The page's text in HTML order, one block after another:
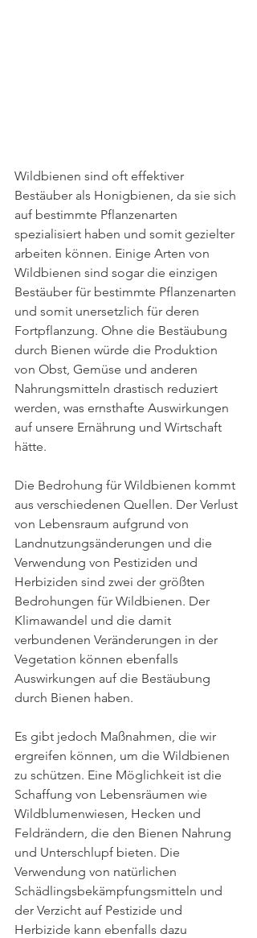
Wildbienen sind oft effektiver
Bestäuber als Honigbienen, da sie sich
auf bestimmte Pflanzenarten
spezialisiert haben und somit gezielter
arbeiten können. Einige Arten von
Wildbienen sind sogar die einzigen
Bestäuber für bestimmte Pflanzenarten
und somit unersetzlich für deren
Fortpflanzung. Ohne die Bestäubung
durch Bienen würde die Produktion
von Obst, Gemüse und anderen
Nahrungsmitteln drastisch reduziert
werden, was ernsthafte Auswirkungen
auf unsere Ernährung und Wirtschaft
hätte.
Die Bedrohung für Wildbienen kommt
aus verschiedenen Quellen. Der Verlust
von Lebensraum aufgrund von
Landnutzungsänderungen und die
Verwendung von Pestiziden und
Herbiziden sind zwei der größten
Bedrohungen für Wildbienen. Der
Klimawandel und die damit
verbundenen Veränderungen in der
Vegetation können ebenfalls
Auswirkungen auf die Bestäubung
durch Bienen haben.
Es gibt jedoch Maßnahmen, die wir
ergreifen können, um die Wildbienen
zu schützen. Eine Möglichkeit ist die
Schaffung von Lebensräumen wie
Wildblumenwiesen, Hecken und
Feldrändern, die den Bienen Nahrung
und Unterschlupf bieten. Die
Verwendung von natürlichen
Schädlingsbekämpfungsmitteln und
der Verzicht auf Pestizide und
Herbizide kann ebenfalls dazu